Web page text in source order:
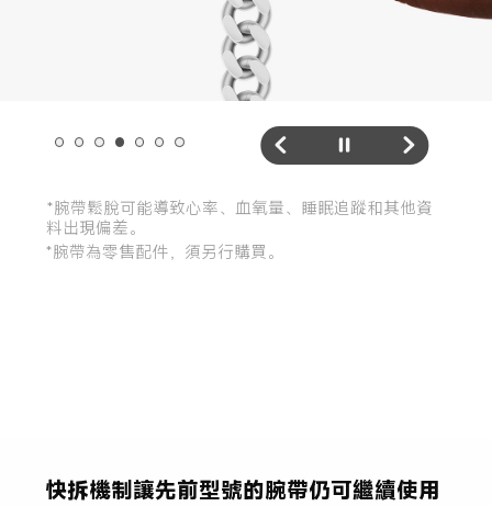
*腕帶為零售配件，須另行購買。
快拆機制讓先前型號的腕帶仍可繼續使用